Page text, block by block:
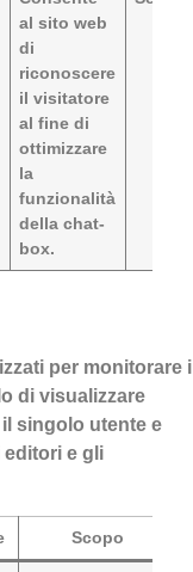
al sito web
di
riconoscere
il visitatore
al fine di
ottimizzare
la
funzionalità
della chat-
box.
per monitorare i
di visualizzare
singolo utente e
e gli
Scopo